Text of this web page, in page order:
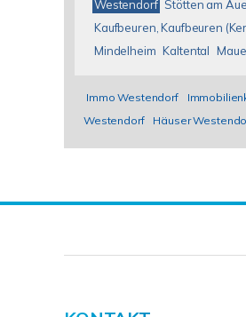
Westendorf Stötten am
Kaufbeuren, Kaufbeuren
Mindelheim Kaltental
Immo Westendorf
Westendorf
Häuser